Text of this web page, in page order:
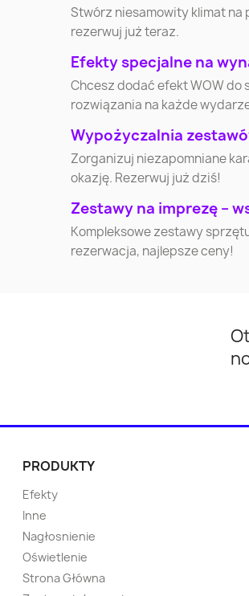
Lubin
Stalowa Wola
Mikołów
Żyrardów
Lubań
Ostrów Mazowiecka
Stwórz niesamowity klimat na
rezerwuj już teraz.
Efekty specjalne na
Chcesz dodać efekt WOW
rozwiązania na każde
Wypożyczalnia
Zorganizuj niezapomniane
okazję. Rezerwuj już dziś!
Zestawy na imprezę –
Kompleksowe zestawy
rezerwacja, najlepsze ceny!
PRODUKTY
Efekty
Inne
Nagłosnienie
Oświetlenie
Strona Główna